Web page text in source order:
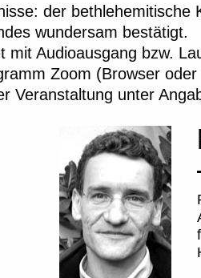
der
wundersam bestätigt.
mit Audioausgang bzw.
Zoom (Browser
Veranstaltung unter